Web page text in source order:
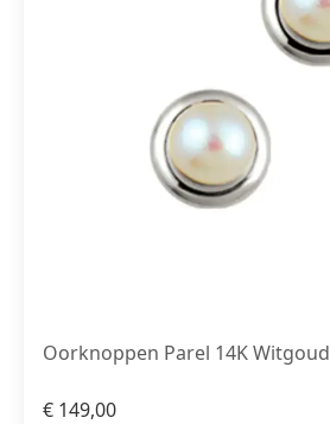
Oorknoppen Parel 14K Witgoud
€ 149,00